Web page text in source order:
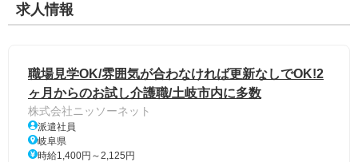
求人情報
職場見学OK/雰囲気が合わなければ更新なしでOK!2
ヶ月からのお試し介護職/土岐市内に多数
株式会社ニッソーネット
派遣社員
岐阜県
時給1,400円～2,125円